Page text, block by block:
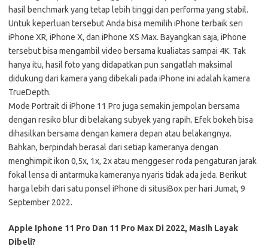
hasil benchmark yang tetap lebih tinggi dan performa yang stabil.
Untuk keperluan tersebut Anda bisa memilih iPhone terbaik seri
iPhone XR, iPhone X, dan iPhone XS Max. Bayangkan saja, iPhone
tersebut bisa mengambil video bersama kualiatas sampai 4K. Tak
hanya itu, hasil foto yang didapatkan pun sangatlah maksimal
didukung dari kamera yang dibekali pada iPhone ini adalah kamera
TrueDepth.
Mode Portrait di iPhone 11 Pro juga semakin jempolan bersama
dengan resiko blur di belakang subyek yang rapih. Efek bokeh bisa
dihasilkan bersama dengan kamera depan atau belakangnya.
Bahkan, berpindah berasal dari setiap kameranya dengan
menghimpit ikon 0,5x, 1x, 2x atau menggeser roda pengaturan jarak
fokal lensa di antarmuka kameranya nyaris tidak ada jeda. Berikut
harga lebih dari satu ponsel iPhone di situsiBox per hari Jumat, 9
September 2022.
Apple Iphone 11 Pro Dan 11 Pro Max Di 2022, Masih Layak
Dibeli?